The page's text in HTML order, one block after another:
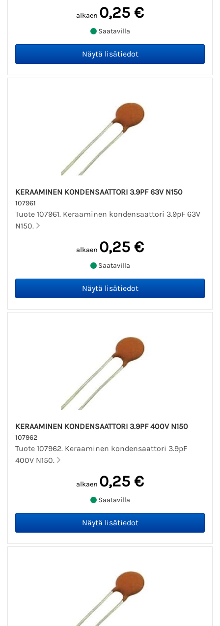
alkaen 0,25 €
Saatavilla
KERAAMINEN KONDENSAATTORI 3.9PF 63V N150
107961
Tuote 107961. Keraaminen kondensaattori 3.9pF 63V
N150.
alkaen 0,25 €
Saatavilla
KERAAMINEN KONDENSAATTORI 3.9PF 400V N150
107962
Tuote 107962. Keraaminen kondensaattori 3.9pF
400V N150.
alkaen 0,25 €
Saatavilla